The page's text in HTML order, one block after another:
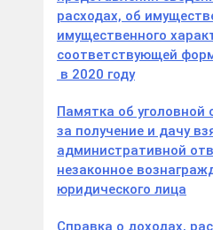
расходах, об
имущественного
соответствующей
в 2020 году
Памятка об уголовной
за получение и дачу
административной
незаконное
юридического лица
Справка о доходах,